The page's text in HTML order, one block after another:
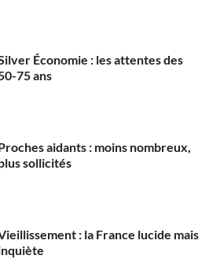
Économie : les attentes des
75 ans
aidants : moins nombreux,
sollicités
: la France lucide mais